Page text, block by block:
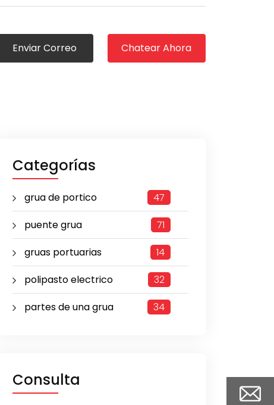
Enviar Correo Chatear Ahora
Categorías
grua de portico
47
puente grua
71
gruas portuarias
14
polipasto electrico
32
partes de una grua
34
Consulta